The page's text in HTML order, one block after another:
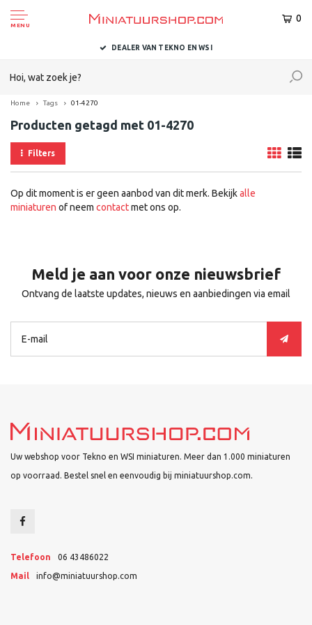
MENU
0
DEALER VAN TEKNO EN WSI
Home Tags 01-4270
Producten getagd met 01-4270
Filters
Op dit moment is er geen aanbod van dit merk. Bekijkalle
miniaturen of neem contactmet ons op.
Meld je aan voor onze nieuwsbrief
Ontvang de laatste updates, nieuws en aanbiedingen via email
Uw webshop voor Tekno en WSI miniaturen. Meer dan 1.000 miniaturen
op voorraad. Bestel snel en eenvoudig bij miniatuurshop.com.
Telefoon 06 43486022
Mail info@miniatuurshop.com